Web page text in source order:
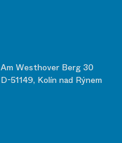
Am Westhover Berg 30
D-51149, Kolín nad Rýnem